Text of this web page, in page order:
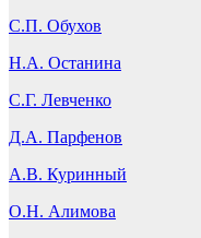
С.П. Обухов
Н.А. Останина
С.Г. Левченко
Д.А. Парфенов
А.В. Куринный
О.Н. Алимова